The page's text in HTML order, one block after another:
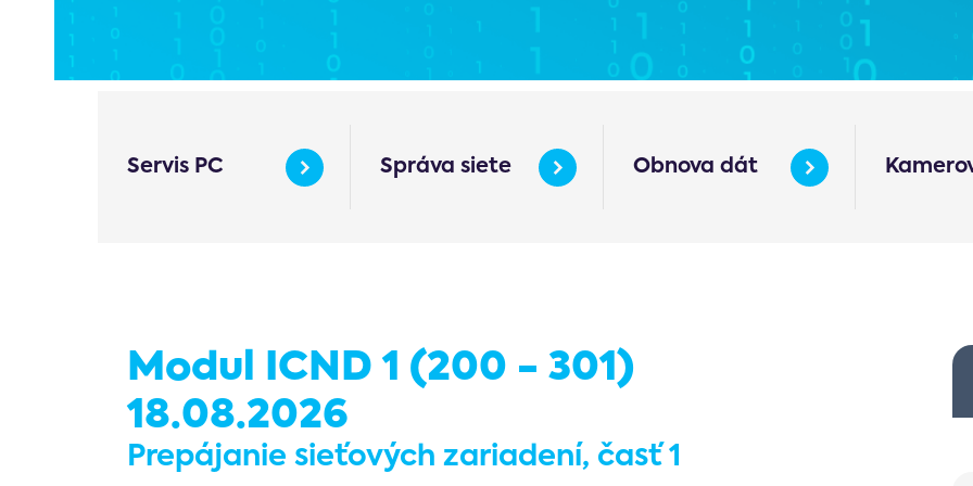
Servis PC Správa siete Obnova dát
Modul ICND 1 (200 - 301)
18.08.2026
Prepájanie sieťových zariadení, časť 1